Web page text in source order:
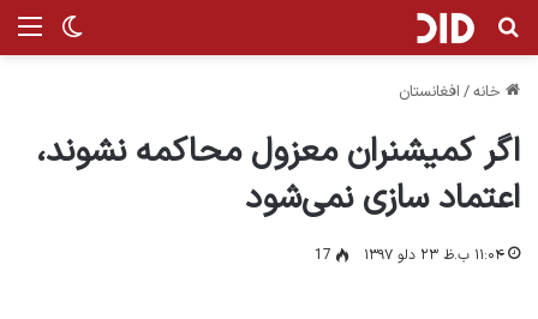
تغییر جستجو برای
خانه/ افغانستان
اگر کمیشنران معزول محاکمه نشوند،
اعتماد سازی نمی‌شود
۱۱:۰۴ ب.ظ ۲۳ دلو ۱۳۹۷ 17